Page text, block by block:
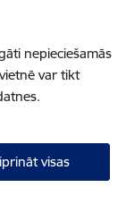
nepieciešamās
var tikt
visas